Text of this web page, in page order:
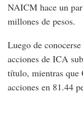
NAICM hace un
millones de pesos.
Luego de
acciones de ICA
título, mientras que
acciones en 81.44